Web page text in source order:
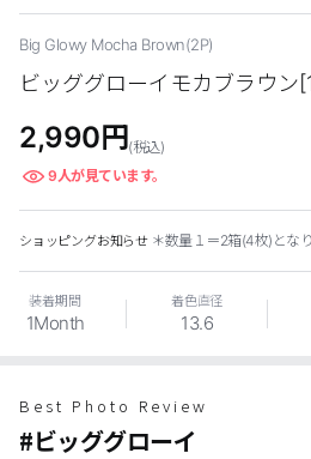
カスタマーサービス
ショッピングガイド
アプリダウンロード
INSTAGRAM TWITTER LINE
Big Glowy Mocha Brown(2P)
ビッググローイモカブラウン
2,990円(税込)
9人が見ています。
ショッピングお知らせ ＊数量１＝2箱(4枚)となり
装着期間
1Month
着色直径
13.6
Best Photo Review
#ビッググローイ